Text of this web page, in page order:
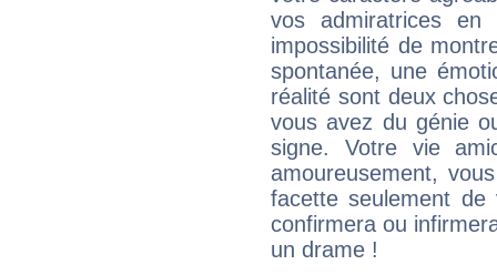
vos admiratrices
impossibilité de
spontanée, une
réalité sont deux
vous avez du génie
signe. Votre vie
amoureusement,
facette seulement
confirmera ou
un drame !